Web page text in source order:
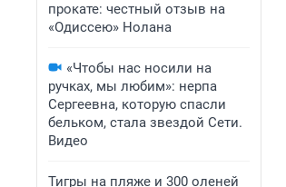
прокате: честный отзыв на
«Одиссею» Нолана
«Чтобы нас носили на
ручках, мы любим»: нерпа
Сергеевна, которую спасли
бельком, стала звездой Сети.
Видео
Тигры на пляже и 300 оленей